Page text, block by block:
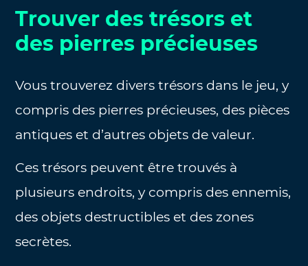
Trouver des trésors et
des pierres précieuses
Vous trouverez divers trésors dans le jeu, y
compris des pierres précieuses, des pièces
antiques et d’autres objets de valeur.
Ces trésors peuvent être trouvés à
plusieurs endroits, y compris des ennemis,
des objets destructibles et des zones
secrètes.